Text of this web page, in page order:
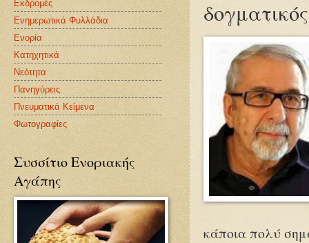
κάποια πολύ
Εκδρομές
Ενημερωτικά Φυλλάδια
Ενορία
Κατηχητικά
Νεότητα
Πανηγύρεις
Πνευματικά Κείμενα
Φωτογραφίες
Συσσίτιο Ενοριακής
Αγάπης